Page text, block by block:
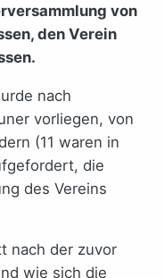
von
den Verein
nach
vorliegen, von
(11 waren in
die
des Vereins
nach der zuvor
wie sich die